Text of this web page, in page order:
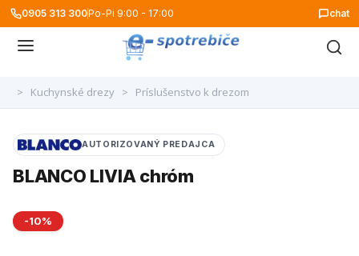
0905 313 300Po-Pi 9:00 - 17:00 chat
> Kuchynské drezy > Príslušenstvo k drezom
-10%
AUTORIZOVANÝ PREDAJCA
BLANCO LIVIA chróm